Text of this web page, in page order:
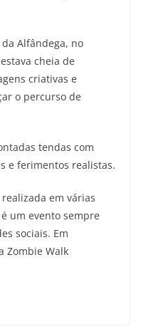
Alfândega, no
cheia de
criativas e
o percurso de
tendas com
e ferimentos realistas.
em várias
um evento sempre
sociais. Em
Zombie Walk